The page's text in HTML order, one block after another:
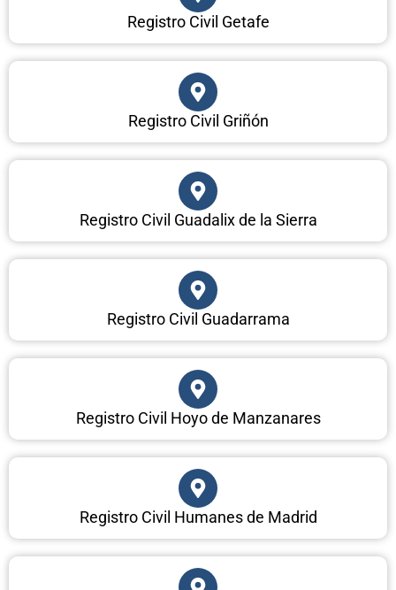
Registro Civil Getafe
Registro Civil Griñón
Registro Civil Guadalix de la Sierra
Registro Civil Guadarrama
Registro Civil Hoyo de Manzanares
Registro Civil Humanes de Madrid